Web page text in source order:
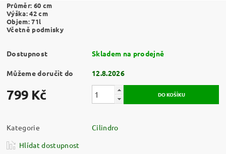
Průměr: 60 cm
Výška: 42 cm
Objem:71l
Včetně podmisky
Dostupnost Skladem na prodejně
Můžeme doručit do 12.8.2026
799 Kč
Kategorie
Cilindro
Hlídat dostupnost